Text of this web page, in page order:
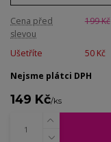
Cena před
slevou
199 Kč
Ušetříte
50 Kč
Nejsme plátci DPH
149 Kč/ks